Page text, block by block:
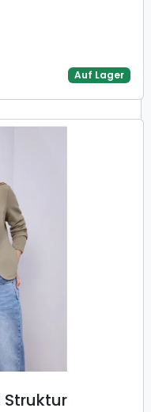
Auf Lager
Struktur